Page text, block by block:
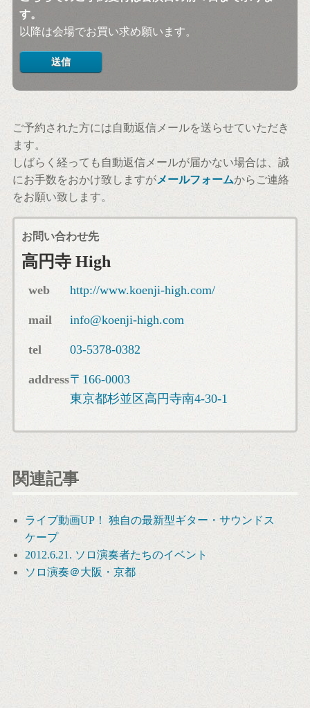
す。
以降は会場でお買い求め願います。
ご予約された方には自動返信メールを送らせていただき
ます。
しばらく経っても自動返信メールが届かない場合は、誠
にお手数をおかけ致しますがメールフォームからご連絡
をお願い致します。
お問い合わせ先
高円寺 High
web http://www.koenji-high.com/
mail info@koenji-high.com
tel 03-5378-0382
address〒166-0003
東京都杉並区高円寺南4-30-1
関連記事
ライブ動画UP！ 独自の最新型ギター・サウンドス
ケープ
2012.6.21. ソロ演奏者たちのイベント
ソロ演奏＠大阪・京都